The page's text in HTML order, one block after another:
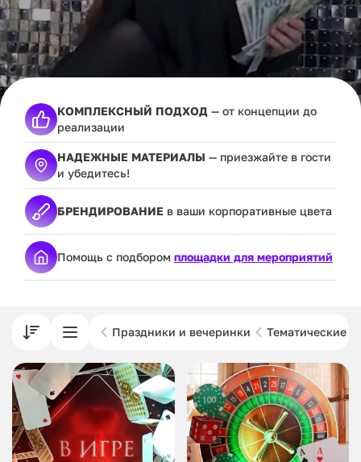
КОМПЛЕКСНЫЙ ПОДХОД — от концепции до
реализации
НАДЕЖНЫЕ МАТЕРИАЛЫ — приезжайте в гости
и убедитесь!
БРЕНДИРОВАНИЕ в ваши корпоративные цвета
Помощь с подбором площадки для мероприятий
Праздники и вечеринки Тематические